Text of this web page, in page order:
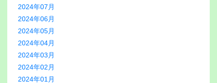
2024年07月
2024年06月
2024年05月
2024年04月
2024年03月
2024年02月
2024年01月